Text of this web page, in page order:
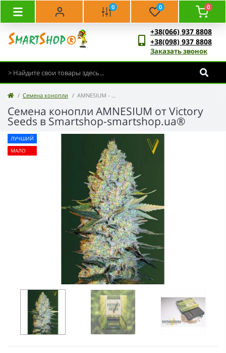
0 0 0
+38(066) 937 8808
+38(098) 937 8808
Заказать звонок
Семена конопли AMNESIUM - Victory Seeds
Семена конопли AMNESIUM от Victory
Seeds в Smartshop-smartshop.ua®
ЛУЧШИЙ
МАЛО